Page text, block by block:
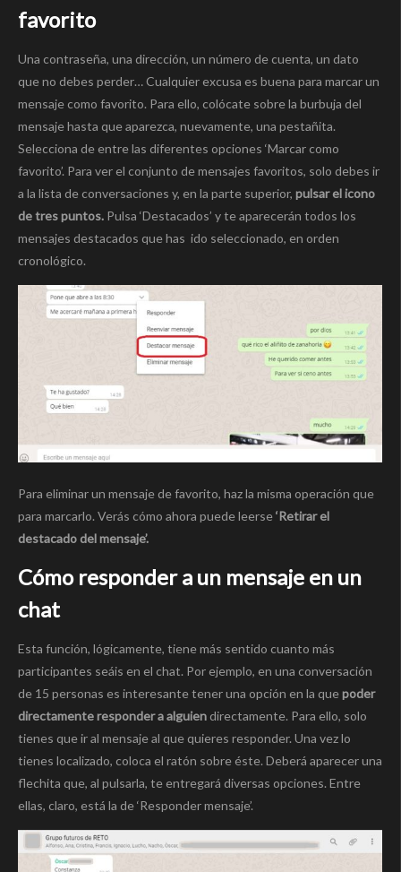
favorito
Una contraseña, una dirección, un número de cuenta, un dato
que no debes perder… Cualquier excusa es buena para marcar un
mensaje como favorito. Para ello, colócate sobre la burbuja del
mensaje hasta que aparezca, nuevamente, una pestañita.
Selecciona de entre las diferentes opciones ‘Marcar como
favorito’. Para ver el conjunto de mensajes favoritos, solo debes ir
a la lista de conversaciones y, en la parte superior, pulsar el icono
de tres puntos. Pulsa ‘Destacados’ y te aparecerán todos los
mensajes destacados que has ido seleccionado, en orden
cronológico.
Para eliminar un mensaje de favorito, haz la misma operación que
para marcarlo. Verás cómo ahora puede leerse‘Retirar el
destacado del mensaje’.
Cómo responder a un mensaje en un
chat
Esta función, lógicamente, tiene más sentido cuanto más
participantes seáis en el chat. Por ejemplo, en una conversación
de 15 personas es interesante tener una opción en la quepoder
directamente responder a alguiendirectamente. Para ello, solo
tienes que ir al mensaje al que quieres responder. Una vez lo
tienes localizado, coloca el ratón sobre éste. Deberá aparecer una
flechita que, al pulsarla, te entregará diversas opciones. Entre
ellas, claro, está la de ‘Responder mensaje’.